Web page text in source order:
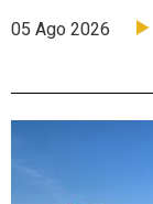
05 Ago 2026